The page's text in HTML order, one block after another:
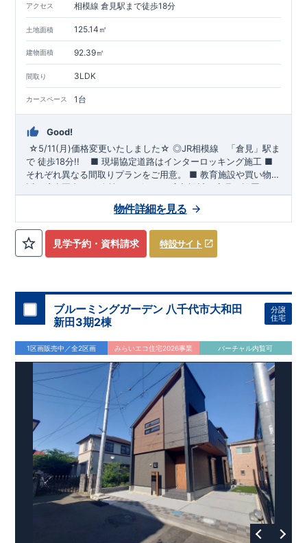
アクセス 相模線 倉見駅まで徒歩18分
土地面積 125.14㎡
建物面積 92.39㎡
間取り 3LDK
カースペース 1台
Good!
☆5/11(月)価格変更いたしました☆ ​◎JR相模線 「倉見」駅ま
で 徒歩18分!!
■ 現場協定道路はインターロッキング施工 ■
それぞれ異なる間取りプランをご用意。
■教育施設や買い物施
設が徒歩圏内♪
全棟、リビングは広々設計で家具を設置して
も十分ゆとりの空間です♪​ ■ リビング全体を見渡せる「対面式
■ キッチンにはポップアップ天井採用でお
しゃれな空間でお料理が可能！
◆ ブルーミングガーデンのこだわり ◆← 各タイトルをクリ
■『長期優良住宅』取得予定! ・国の定めた基準を全てク
・住宅ローン減税、固定資産税などの税制優遇を受けられ
ます。 ・中古市場でも、長期優良住宅が有利に働きます。
宅性能評価ダブル取得予定! ・『設計』住宅性能評価‥‥建物設
計段階で、国が認めた第三機関が評価しております。 ・『建
だけでなく、「現場の施工状況」を検査した上で、品質を保証
しております。■全棟自社一貫体制! ・誰が何をやったかが明
確だからこそ、お客様の安心に繋がります。 ・設計、施工、営
業が協力しあい、最良のプランをご提供いたします。 ・不要な
中間マージンを抑える事で、コストダウンに努めております。​
見学予約・資料請求 特設サイト
物件詳細を見る
ブルーミングガーデン 八千代市大和田
新田3期2棟
分譲
住宅
1区画販売中／全2区画 みらいエコ住宅2026事業 バーチャル内覧可